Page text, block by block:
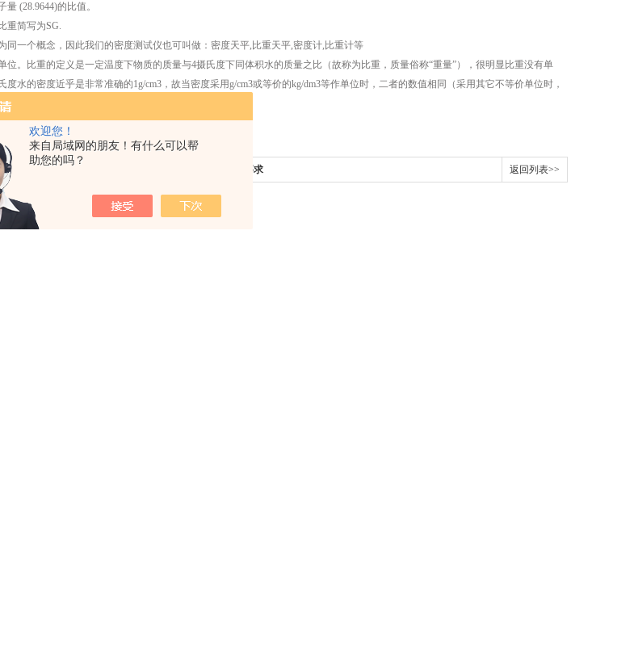
欢迎您！
来自局域网的朋友！有什么可以帮
助您的吗？
(28.9644)的比值。
重简写为SG.
同一个概念，因此我们的密度测试仪也可叫做：密度天平,比重天平,密度计,比重计等
位。比重的定义是一定温度下物质的质量与4摄氏度下同体积水的质量之比（故称为比重，质量俗称“重量”），很明显比重没有单
水的密度近乎是非常准确的1g/cm3，故当密度采用g/cm3或等价的kg/dm3等作单位时，二者的数值相同（采用其它不等价单位时，
探讨ph电*内阻对ph表的要求 返回列表>>